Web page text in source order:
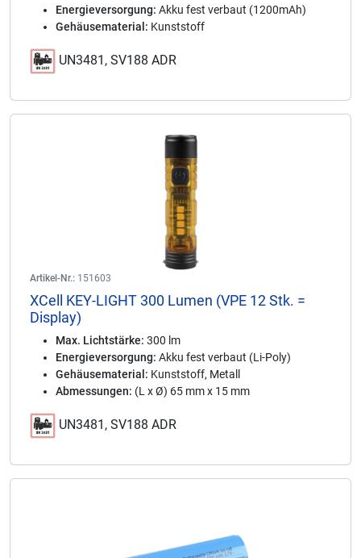
Energieversorgung: Akku fest verbaut (1200mAh)
Gehäusematerial: Kunststoff
UN3481, SV188 ADR
Artikel-Nr.: 151603
XCell KEY-LIGHT 300 Lumen (VPE 12 Stk. =
Display)
Max. Lichtstärke: 300 lm
Energieversorgung: Akku fest verbaut (Li-Poly)
Gehäusematerial: Kunststoff, Metall
Abmessungen: (L x Ø) 65 mm x 15 mm
UN3481, SV188 ADR